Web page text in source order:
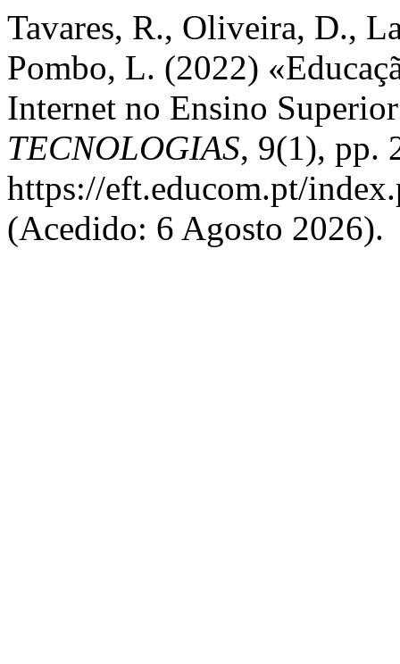
Tavares, R., Oliveira, D.,
Pombo, L. (2022)
Internet no Ensino
TECNOLOGIAS, 9(1), pp.
https://eft.educom.pt/
(Acedido: 6 Agosto 2026).